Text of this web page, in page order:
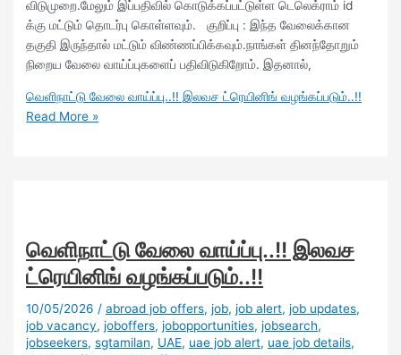
விடுமுறை.மேலும் இப்பதிவில் கொடுக்கப்பட்டுள்ள டெலெக்ராம் id
க்கு மட்டும் தொடர்பு கொள்ளவும். குறிப்பு : இந்த வேலைக்கான
தகுதி இருந்தால் மட்டும் விண்ணப்பிக்கவும்.நாங்கள் தினந்தோறும்
நிறைய வேலை வாய்ப்புகளைப் பதிவிடுகிறோம். இதனால்,
வெளிநாட்டு வேலை வாய்ப்பு..!! இலவச ட்ரெயினிங் வழங்கப்படும்..!!
Read More »
வெளிநாட்டு வேலை வாய்ப்பு..!! இலவச
ட்ரெயினிங் வழங்கப்படும்..!!
10/05/2026/abroad job offers,job,job alert,job updates,
job vacancy,joboffers,jobopportunities,jobsearch,
jobseekers,sgtamilan, UAE, uae job alert, uae job details,